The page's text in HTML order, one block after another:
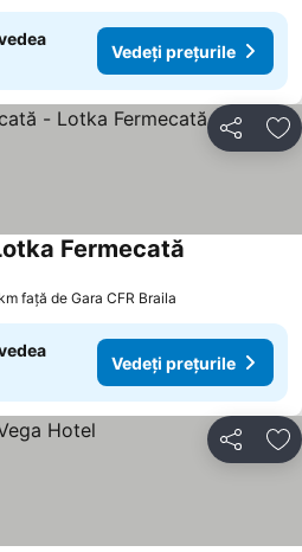
Vedeți prețurile
Distribuiți
Fermecată
faţă de Gara CFR Braila
Vedeți prețurile
Distribuiți